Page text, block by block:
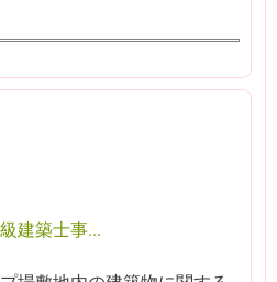
建築士事...